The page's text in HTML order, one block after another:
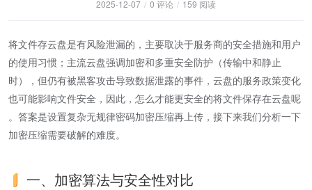
2025-12-07 / 0 评论 / 159 阅读
将文件存云盘是有风险泄漏的，主要取决于服务商的安全措施和用户
的使用习惯；主流云盘强调加密和多重安全防护（传输中和静止
时），但仍有被黑客攻击导致数据泄露的事件，云盘的服务政策变化
也可能影响文件安全，因此，怎么才能更安全的将文件保存在云盘呢​
。答案是设置复杂无规律密码加密压缩再上传，接下来我们分析一下
加密压缩需要破解的难度。
一、加密算法与安全性对比